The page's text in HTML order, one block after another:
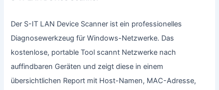
Der S-IT LAN Device Scanner ist ein professionelles
Diagnosewerkzeug für Windows-Netzwerke. Das
kostenlose, portable Tool scannt Netzwerke nach
auffindbaren Geräten und zeigt diese in einem
übersichtlichen Report mit Host-Namen, MAC-Adresse,